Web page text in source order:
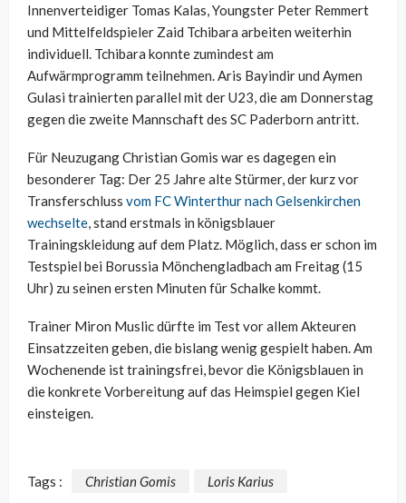
Innenverteidiger Tomas Kalas, Youngster Peter Remmert
und Mittelfeldspieler Zaid Tchibara arbeiten weiterhin
individuell. Tchibara konnte zumindest am
Aufwärmprogramm teilnehmen. Aris Bayindir und Aymen
Gulasi trainierten parallel mit der U23, die am Donnerstag
gegen die zweite Mannschaft des SC Paderborn antritt.
Für Neuzugang Christian Gomis war es dagegen ein
besonderer Tag: Der 25 Jahre alte Stürmer, der kurz vor
Transferschluss vom FC Winterthur nach Gelsenkirchen
wechselte, stand erstmals in königsblauer
Trainingskleidung auf dem Platz. Möglich, dass er schon im
Testspiel bei Borussia Mönchengladbach am Freitag (15
Uhr) zu seinen ersten Minuten für Schalke kommt.
Trainer Miron Muslic dürfte im Test vor allem Akteuren
Einsatzzeiten geben, die bislang wenig gespielt haben. Am
Wochenende ist trainingsfrei, bevor die Königsblauen in
die konkrete Vorbereitung auf das Heimspiel gegen Kiel
einsteigen.
Tags : Christian Gomis Loris Karius